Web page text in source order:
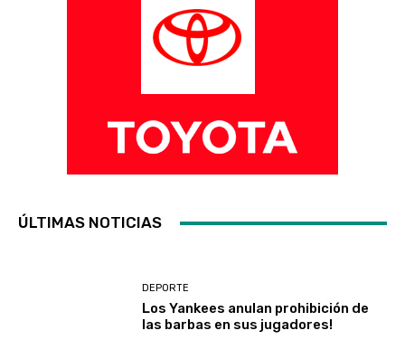
ÚLTIMAS NOTICIAS
DEPORTE
Los Yankees anulan prohibición de
las barbas en sus jugadores!